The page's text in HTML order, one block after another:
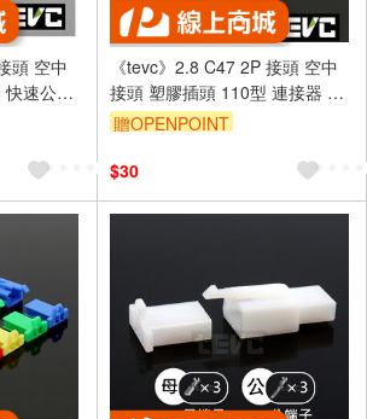
頭 空中
速公母
《tevc》2.8 C47 2P 接頭 空中
接頭 塑膠插頭 110型 連接器 快
速公母端子插座 電線接頭
贈OPENPOINT
$30